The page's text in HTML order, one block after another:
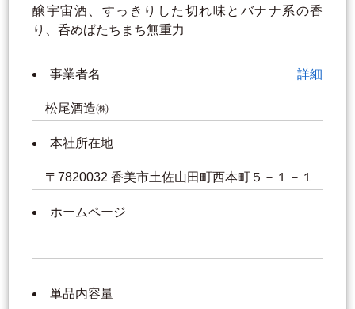
醸宇宙酒、すっきりした切れ味とバナナ系の香
り、呑めばたちまち無重力
事業者名 詳細
松尾酒造㈱
本社所在地
〒7820032 香美市土佐山田町西本町５－１－１
ホームページ
単品内容量